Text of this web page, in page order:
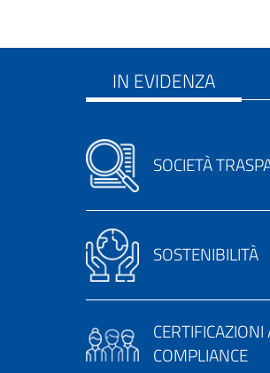
IN EVIDENZA
SOCIETÀ
SOSTENIBILITÀ
COMPLIANCE